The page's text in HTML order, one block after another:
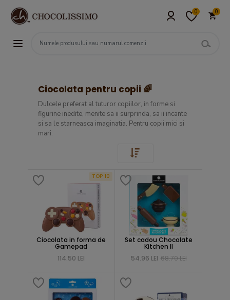
0 0
Ciocolata pentru copii 🌈
Dulcele preferat al tuturor copiilor, in forme si
figurine inedite, menite sa ii surprinda, sa ii incante
si sa le starneasca imaginatia. Pentru copii mici si
mari.
TOP 10
Ciocolata in forma de
Gamepad
114.50 LEI
Set cadou Chocolate
Kitchen II
54.96 LEI 68.70 LEI